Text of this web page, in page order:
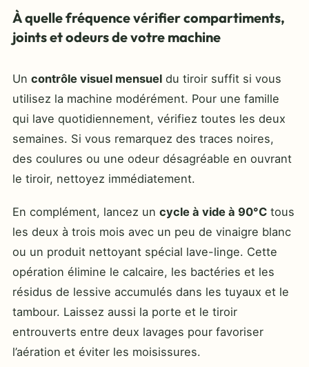
À quelle fréquence vérifier compartiments,
joints et odeurs de votre machine
Un contrôle visuel mensuel du tiroir suffit si vous
utilisez la machine modérément. Pour une famille
qui lave quotidiennement, vérifiez toutes les deux
semaines. Si vous remarquez des traces noires,
des coulures ou une odeur désagréable en ouvrant
le tiroir, nettoyez immédiatement.
En complément, lancez un cycle à vide à 90°C tous
les deux à trois mois avec un peu de vinaigre blanc
ou un produit nettoyant spécial lave-linge. Cette
opération élimine le calcaire, les bactéries et les
résidus de lessive accumulés dans les tuyaux et le
tambour. Laissez aussi la porte et le tiroir
entrouverts entre deux lavages pour favoriser
l’aération et éviter les moisissures.